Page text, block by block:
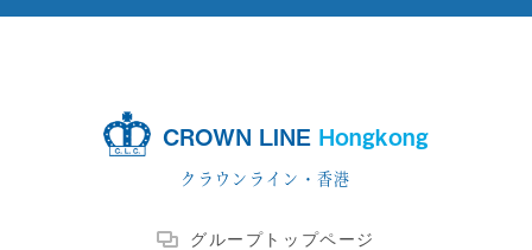
CROWN LINE Hongkong
クラウンライン・香港
グループトップページ